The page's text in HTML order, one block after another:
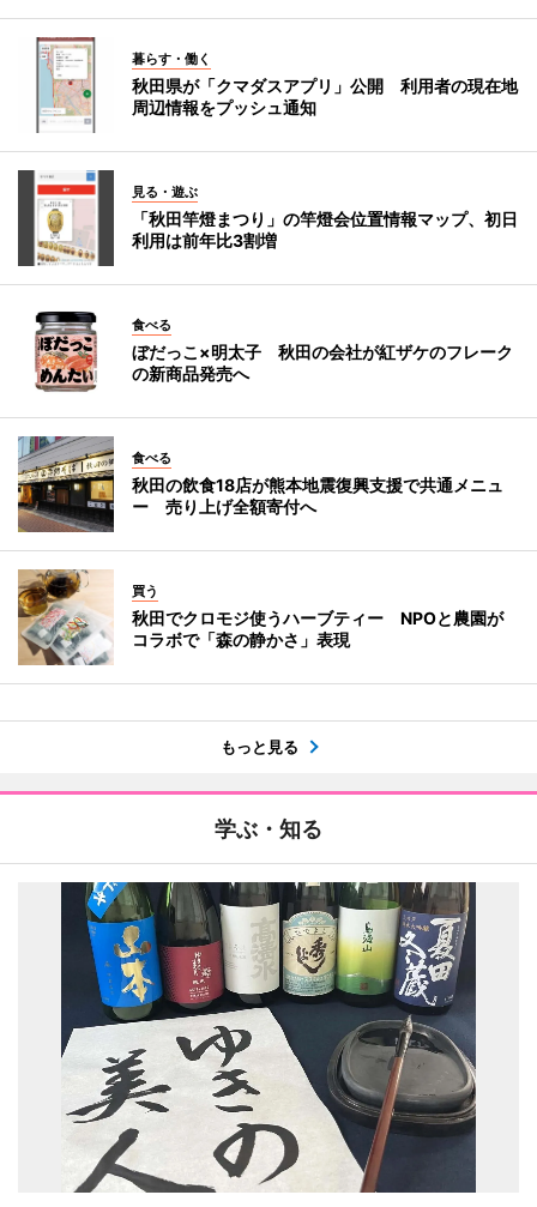
暮らす・働く
秋田県が「クマダスアプリ」公開 利用者の現在地
周辺情報をプッシュ通知
見る・遊ぶ
「秋田竿燈まつり」の竿燈会位置情報マップ、初日
利用は前年比3割増
食べる
ぼだっこ×明太子 秋田の会社が紅ザケのフレーク
の新商品発売へ
食べる
秋田の飲食18店が熊本地震復興支援で共通メニュ
ー 売り上げ全額寄付へ
買う
秋田でクロモジ使うハーブティー NPOと農園が
コラボで「森の静かさ」表現
もっと見る
学ぶ・知る